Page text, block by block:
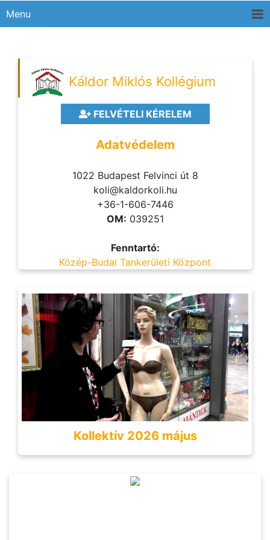
Menu
Káldor Miklós Kollégium
FELVÉTELI KÉRELEM
Adatvédelem
1022 Budapest Felvinci út 8
koli@kaldorkoli.hu
+36-1-606-7446
OM: 039251
Fenntartó:
Közép-Budai Tankerületi Központ
Kollektív 2026 május